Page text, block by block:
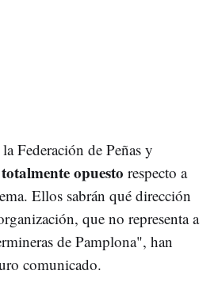
Federación de Peñas y
opuesto respecto a
Ellos sabrán qué dirección
que no representa a
de Pamplona", han
comunicado.